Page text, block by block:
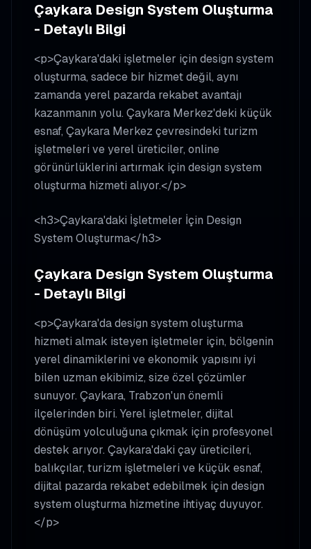
Çaykara Design System Oluşturma
- Detaylı Bilgi
<p>Çaykara'daki işletmeler için design system
oluşturma, sadece bir hizmet değil, aynı
zamanda yerel pazarda rekabet avantajı
kazanmanın yolu. Çaykara Merkez'deki küçük
esnaf, Çaykara Merkez çevresindeki turizm
işletmeleri ve yerel üreticiler, online
görünürlüklerini artırmak için design system
oluşturma hizmeti alıyor.</p>
<h3>Çaykara'daki İşletmeler İçin Design
System Oluşturma</h3>
Çaykara Design System Oluşturma
- Detaylı Bilgi
<p>Çaykara'da design system oluşturma
hizmeti almak isteyen işletmeler için, bölgenin
yerel dinamiklerini ve ekonomik yapısını iyi
bilen uzman ekibimiz, size özel çözümler
sunuyor. Çaykara, Trabzon'un önemli
ilçelerinden biri. Yerel işletmeler, dijital
dönüşüm yolculuğuna çıkmak için profesyonel
destek arıyor. Çaykara'daki çay üreticileri,
balıkçılar, turizm işletmeleri ve küçük esnaf,
dijital pazarda rekabet edebilmek için design
system oluşturma hizmetine ihtiyaç duyuyor.
</p>